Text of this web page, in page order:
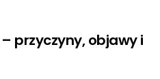
przyczyny, objawy i